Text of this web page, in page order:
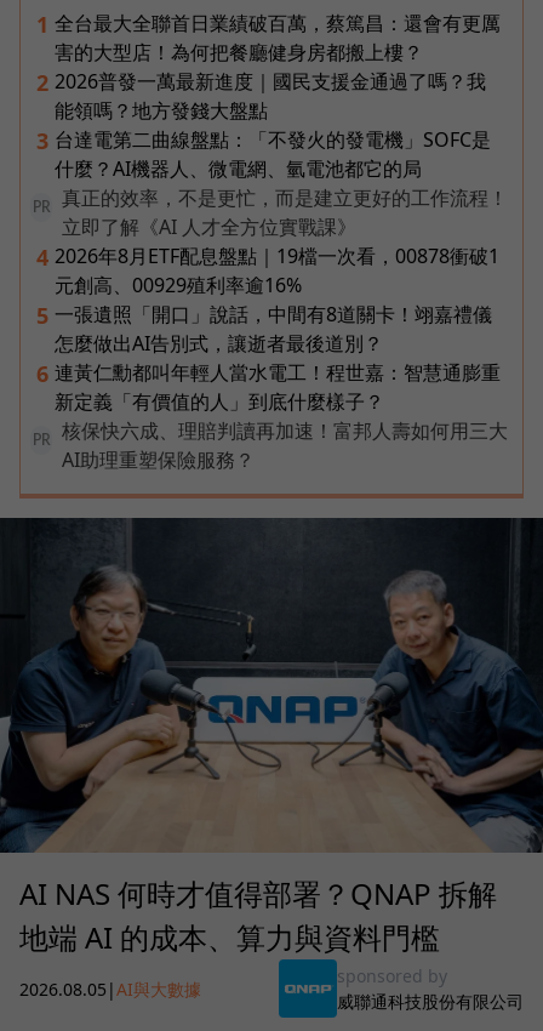
1 全台最大全聯首日業績破百萬，蔡篤昌：還會有更厲
害的大型店！為何把餐廳健身房都搬上樓？
2 2026普發一萬最新進度｜國民支援金通過了嗎？我
能領嗎？地方發錢大盤點
3 台達電第二曲線盤點：「不發火的發電機」SOFC是
什麼？AI機器人、微電網、氫電池都它的局
PR
真正的效率，不是更忙，而是建立更好的工作流程！
立即了解《AI 人才全方位實戰課》
4 2026年8月ETF配息盤點｜19檔一次看，00878衝破1
元創高、00929殖利率逾16%
5 一張遺照「開口」說話，中間有8道關卡！翊嘉禮儀
怎麼做出AI告別式，讓逝者最後道別？
6 連黃仁勳都叫年輕人當水電工！程世嘉：智慧通膨重
新定義「有價值的人」到底什麼樣子？
PR
核保快六成、理賠判讀再加速！富邦人壽如何用三大
AI助理重塑保險服務？
AI NAS 何時才值得部署？QNAP 拆解
地端 AI 的成本、算力與資料門檻
2026.08.05 |AI與大數據
sponsored by
威聯通科技股份有限公司